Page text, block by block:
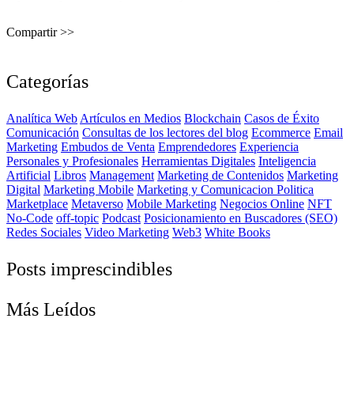
Compartir >>
Categorías
Analítica Web Artículos en Medios Blockchain Casos de Éxito
Comunicación Consultas de los lectores del blog Ecommerce Email
Marketing Embudos de Venta Emprendedores Experiencia
Personales y Profesionales Herramientas Digitales Inteligencia
Artificial Libros Management Marketing de Contenidos Marketing
Digital Marketing Mobile Marketing y Comunicacion Politica
Marketplace Metaverso Mobile Marketing Negocios Online NFT
No-Code off-topic Podcast Posicionamiento en Buscadores (SEO)
Redes Sociales Video Marketing Web3 White Books
Posts imprescindibles
Más Leídos